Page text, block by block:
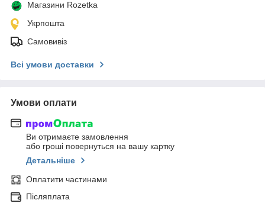
Магазини Rozetka
Укрпошта
Самовивіз
Всі умови доставки
Умови оплати
Ви отримаєте замовлення
або гроші повернуться на вашу картку
Детальніше
Оплатити частинами
Післяплата